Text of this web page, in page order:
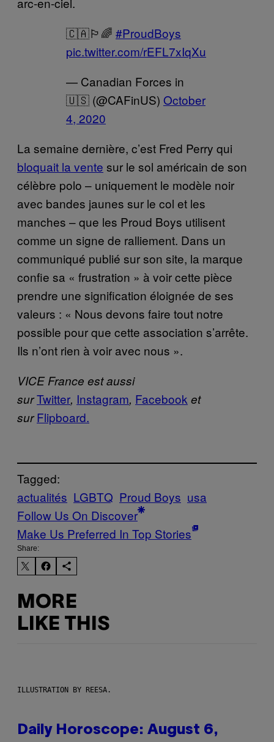
🇨🇦🏳️‍🌈 #ProudBoys
pic.twitter.com/rEFL7xIqXu
— Canadian Forces in
🇺🇸 (@CAFinUS) October
4, 2020
La semaine dernière, c’est Fred Perry qui
bloquait la vente sur le sol américain de son
célèbre polo – uniquement le modèle noir
avec bandes jaunes sur le col et les
manches – que les Proud Boys utilisent
comme un signe de ralliement. Dans un
communiqué publié sur son site, la marque
confie sa « frustration » à voir cette pièce
prendre une signification éloignée de ses
valeurs : « Nous devons faire tout notre
possible pour que cette association s’arrête.
Ils n’ont rien à voir avec nous ».
VICE France est aussi
surTwitter, Instagram, Facebook et
sur Flipboard.
Tagged:
actualités LGBTQ Proud Boys usa
Follow Us On Discover
Make Us Preferred In Top Stories
Share:
MORE
LIKE THIS
ILLUSTRATION BY REESA.
Daily Horoscope: August 6,